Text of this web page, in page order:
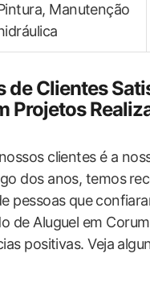
Manutenção
de Clientes‍
⁢Projetos‍
clientes é a
dos ​anos, temos⁣
pessoas que⁢
de‌ Aluguel ​em
positivas. Veja